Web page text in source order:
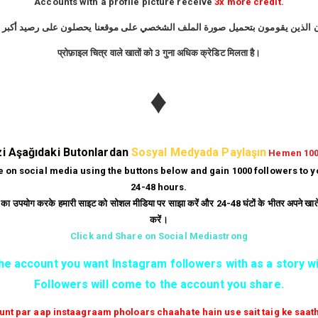
GIRIŞ YAP
çalışır. Bir gönderi paylaşıldıktan sonraki ilk dakikalarda ne kadar
şu avantajları elde edersiniz:
tarafından Keşfet sayfasına taşınır. Bu da binlerce yeni ve organik
üzerinde "popüler ve güvenilir" imajı yaratır. İnsanlar, beğenisi yüksek
müşterilere markanın aktif ve tercih edilen bir marka olduğunu
araçlarla tamamen çözülmüştür. Kaliteli bir Instagram beğeni hilesi
atmadan etkileşim sayılarınızı artırabilirsiniz. Şifresiz işlem,
aktif edin.
प्रोफ़ाइल चित्र वाले खातों को 3 गुना अधिक क्रेडिट मिलता है।
♦
Aşağıdaki Butonlardan Sosyal Medyada Paylaşın Hemen
on social media using the buttons below and gain 1000 followers to
24-48 hours.
का उपयोग करके हमारी साइट को सोशल मीडिया पर साझा करें और 24-48 घंटों के भीतर अपने
करें।
Click and Share on Social Mediastrong
account you want Instagram followers with as a story
Followers will come to the account you share.
par aap instaagraam pholoars chaahate hain use sait taig ke